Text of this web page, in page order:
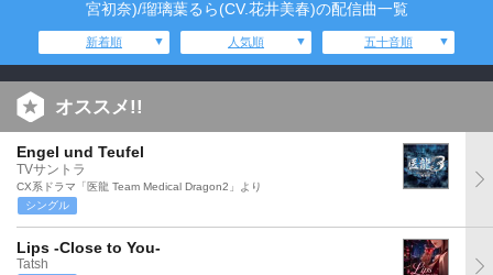
宮初奈)/瑠璃葉るら(CV.花井美春)の配信曲一覧
新着順 人気順 五十音順
オススメ!!
Engel und Teufel
TVサントラ
CX系ドラマ「医龍 Team Medical Dragon2」より
シングル
Lips -Close to You-
Tatsh